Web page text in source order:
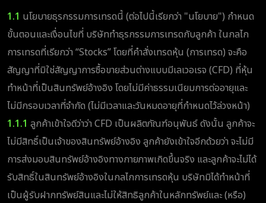
1.1 นโยบายธุรกรรมการเทรดนี้ (ต่อไปนี้เรียกว่า "นโยบาย") กำหนด
ขั้นตอนและเงื่อนไขที่ บริษัททำธุรกรรมการเทรดกับลูกค้า ในกลไก
การเทรดที่เรียกว่า “Stocks” โดยที่คำสั่งเทรดหุ้น (การเทรด) จะคือ
สัญญาที่มิใช่สัญญาการซื้อขายส่วนต่างแบบมีเลเวอเรจ (CFD) ที่หุ้น
ทำหน้าที่เป็นสินทรัพย์อ้างอิง โดยไม่มีค่าธรรมเนียมการต่ออายุและ
ไม่มีกรอบเวลาที่จำกัด (ไม่มีเวลาและวันหมดอายุที่กำหนดไว้ล่วงหน้า)
1.1.1 ลูกค้าเข้าใจดีว่าว่า CFD เป็นผลิตภัณฑ์อนุพันธ์ ดังนั้น ลูกค้าจะ
ไม่มีสิทธิ์เป็นเจ้าของสินทรัพย์อ้างอิง ลูกค้ายังเข้าใจอีกด้วยว่า จะไม่มี
การส่งมอบสินทรัพย์อ้างอิงทางกายภาพเกิดขึ้นจริง และลูกค้าจะไม่ได้
รับสิทธิ์ในสินทรัพย์อ้างอิงในกลไกการเทรดหุ้น บริษัทมิได้ทำหน้าที่
เป็นผู้รับฝากทรัพย์สินและไม่ให้สิทธิลูกค้าในหลักทรัพย์และ (หรือ)